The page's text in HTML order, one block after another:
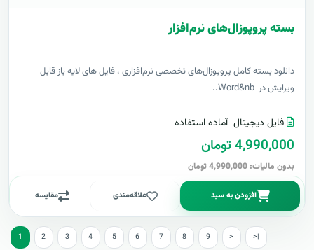
بسته پروپوزال‌های نرم‌افزار
دانلود بسته کامل پروپوزال‌های تخصصی نرم‌افزاری ، فایل های لایه باز قابل
ویرایش در Word&nb..
فایل دیجیتال آماده استفاده
4,990,000 تومان
بدون مالیات: 4,990,000 تومان
افزودن به سبد علاقه‌مندی مقایسه
1 2 3 4 5 6 7 8 9 > >|